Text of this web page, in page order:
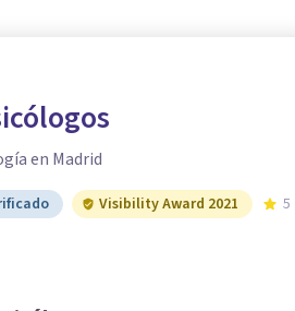
en Madrid
Visibility Award 2021 5